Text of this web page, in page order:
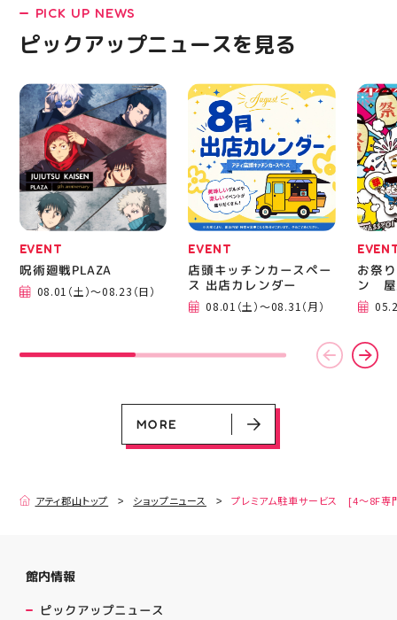
LATEST!
ピックアップニュース
EVENT
EVENT
店頭キッチンカースペース 出店カ
08.01（土）～08.31（月）
EVENT
お祭りBBQビアガーデン 屋上で好
05.21（木）～09.27（日）
CAMPAIGN
ヨドバシカメラ 平日限定1時間駐
CAMPAIGN
プレミアム駐車サービス [4～8F
をカジュアルに走りたい
方や仕事履き、夏のお出
のクッションシューズに
なっています 人気ラン
ニングシューズの最新作
になります！ ・ 気にな
る方は是非、店頭に足を
運んでください！ スポ
ーツナビゲーター一同、
店頭でお待ちしておりま
す(⁠◍⁠•⁠ᴗ⁠•⁠◍⁠)⁠ ・ #ゼビオ
#アティ郡山 #福島美少
女図鑑 #照山楓香
#ASICS
はプ
から
━━━━
郡山
BBQ
祭り
手ぶ
み #
ィナ
#夏の
PICK UP NEWS
ピックアップニュースを見る
EVENT
呪術廻戦PLAZA
08.01（土）～08.23（日）
EVENT
店頭キッチンカースペー
ス 出店カレンダー
08.01（土）～08.31（月）
お祭
ン 屋
MORE
アティ郡山トップ ショップニュース プレミアム駐車サービス [4～8F専
館内情報
ピックアップニュース